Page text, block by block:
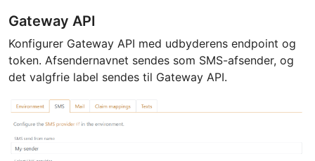
Gateway API
Konfigurer Gateway API med udbyderens endpoint og
token. Afsendernavnet sendes som SMS-afsender, og
det valgfrie label sendes til Gateway API.